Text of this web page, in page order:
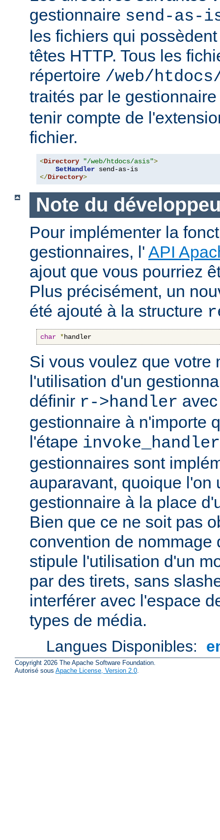
gestionnaire send-as-
les fichiers qui
têtes HTTP. Tous les
répertoire /web/
traités par le
tenir compte de
fichier.
<Directory "/web/htdocs/asis">
SetHandler
</Directory>
Note du
Pour implémenter la
gestionnaires, l' API
ajout que vous pourriez
Plus précisément, un
été ajouté à la structure
char *handler
Si vous voulez que votre
l'utilisation d'un
définir r->handler
gestionnaire à n'importe
l'étape invoke_handler
gestionnaires sont
auparavant, quoique l'on
gestionnaire à la place
Bien que ce ne soit pas
convention de nommage
stipule l'utilisation d'un
par des tirets, sans
interférer avec l'espace
types de média.
Langues Disponibles:
Copyright 2026 The Apache Software Foundation.
Autorisé sous Apache License, Version 2.0.